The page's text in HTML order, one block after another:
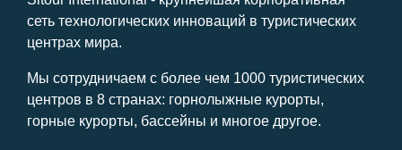
сеть технологических инноваций в туристических
центрах мира.
Мы сотрудничаем с более чем 1000 туристических
центров в 8 странах: горнолыжные курорты,
горные курорты, бассейны и многое другое.